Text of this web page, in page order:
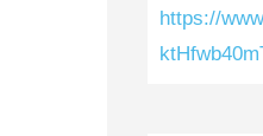
https://